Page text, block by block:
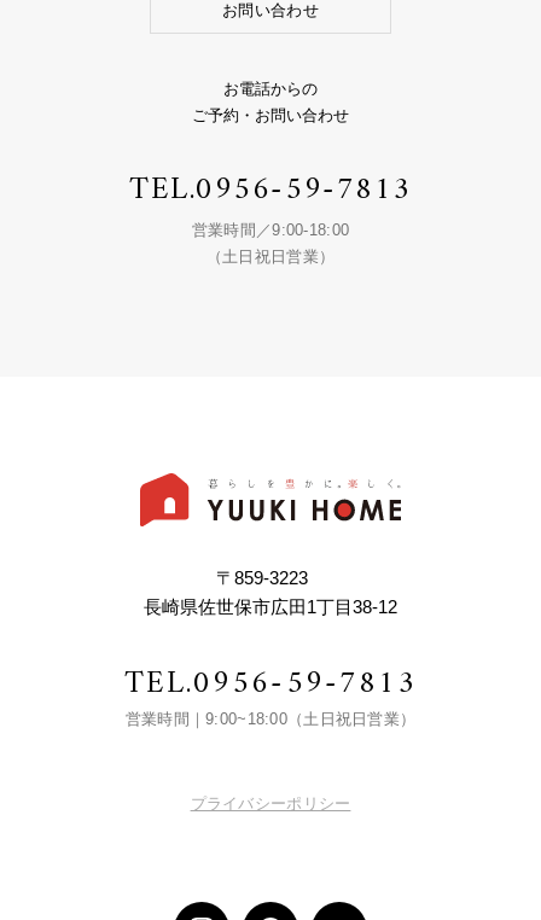
お問い合わせ
お電話からの
ご予約・お問い合わせ
TEL.0956-59-7813
営業時間／9:00-18:00
（土日祝日営業）
〒859-3223
長崎県佐世保市広田1丁目38-12
TEL.0956-59-7813
営業時間｜9:00~18:00（土日祝日営業）
プライバシーポリシー